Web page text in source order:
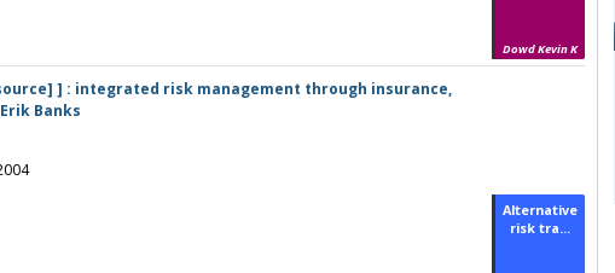
Dowd Kevin K
] : integrated risk management through insurance,
Banks
Alternative
risk tra...